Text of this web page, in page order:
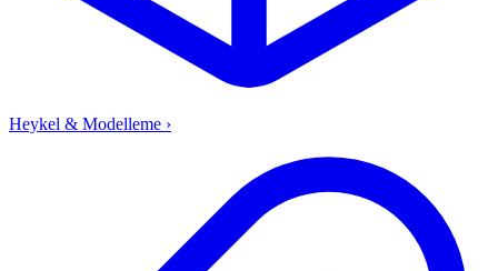
Heykel & Modelleme ›